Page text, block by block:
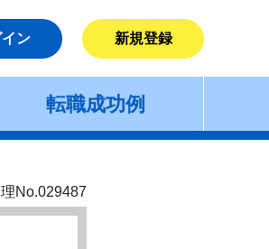
イン 新規登録
転職成功例
No.029487